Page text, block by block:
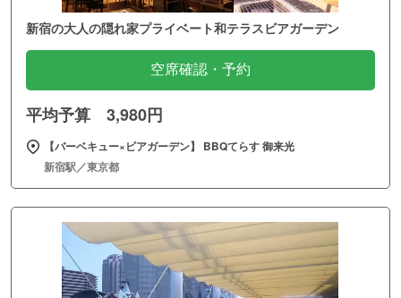
新宿の大人の隠れ家プライベート和テラスビアガーデン
空席確認・予約
平均予算 3,980円
【バーベキュー×ビアガーデン】 BBQてらす 御来光
新宿駅／東京都